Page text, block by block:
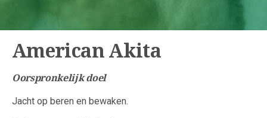
American Akita
Oorspronkelijk doel
Jacht op beren en bewaken.